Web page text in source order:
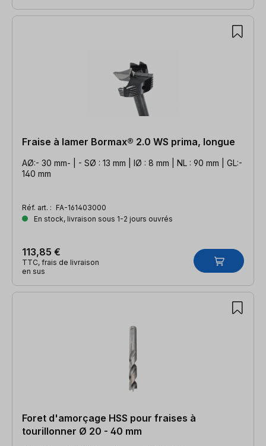
Fraise à lamer Bormax® 2.0 WS prima, longue
AØ:- 30 mm- | - SØ : 13 mm | IØ : 8 mm | NL : 90 mm | GL:-
140 mm
Réf. art. : FA-161403000
En stock, livraison sous 1-2 jours ouvrés
113,85 €
TTC, frais de livraison
en sus
Foret d'amorçage HSS pour fraises à
tourillonner Ø 20 - 40 mm